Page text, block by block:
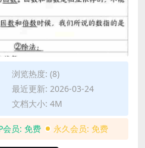
浏览热度: (8)
最近更新: 2026-03-24
文档大小: 4M
会员: 免费 永久会员: 免费